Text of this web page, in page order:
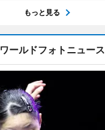
もっと見る
ワールドフォトニュース